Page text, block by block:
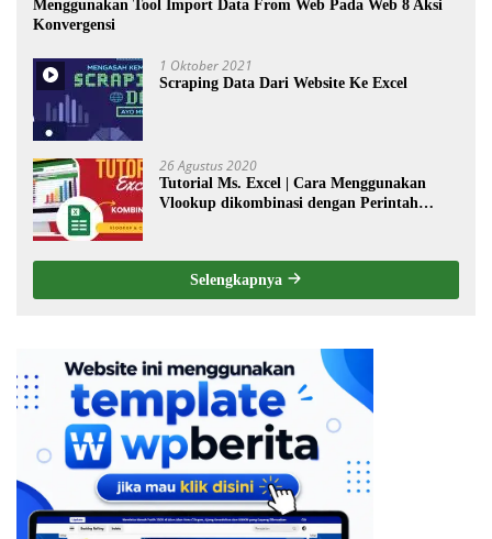
Menggunakan Tool Import Data From Web Pada Web 8 Aksi
Konvergensi
1 Oktober 2021
Scraping Data Dari Website Ke Excel
26 Agustus 2020
Tutorial Ms. Excel | Cara Menggunakan
Vlookup dikombinasi dengan Perintah
Selengkapnya